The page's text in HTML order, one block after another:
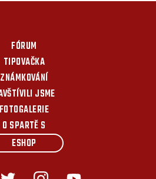
FÓRUM
TIPOVAČKA
ZNÁMKOVÁNÍ
JSME
FOTOGALERIE
O SPARTĚ S
ESHOP